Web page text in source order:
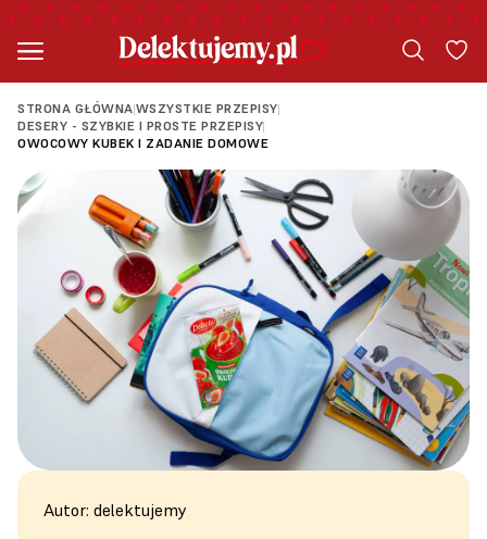
STRONA GŁÓWNA|WSZYSTKIE PRZEPISY|
DESERY - SZYBKIE I PROSTE PRZEPISY|
OWOCOWY KUBEK I ZADANIE DOMOWE
Autor: delektujemy